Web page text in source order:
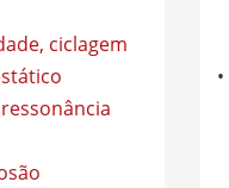
ciclagem
•